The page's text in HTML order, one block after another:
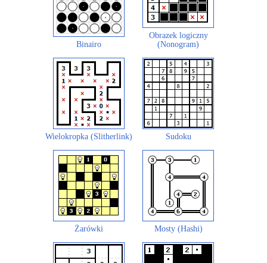
Binairo
Obrazek logiczny
(Nonogram)
Wielokropka (Slitherlink) Sudoku
Żarówki Mosty (Hashi)